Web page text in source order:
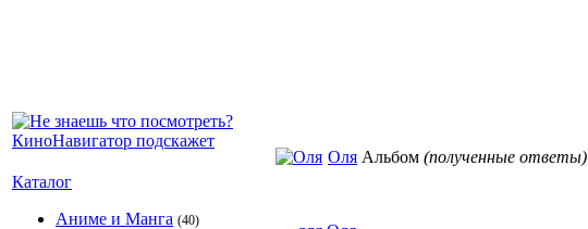
Каталог
Аниме и Манга (40)
Оля Альбом (полученные ответы)